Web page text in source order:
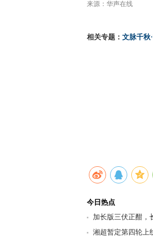
来源：华声在线
相关专题： 文脉千秋
今日热点
加长版三伏正酣，
九区县（市）清凉
湘超暂定第四轮上